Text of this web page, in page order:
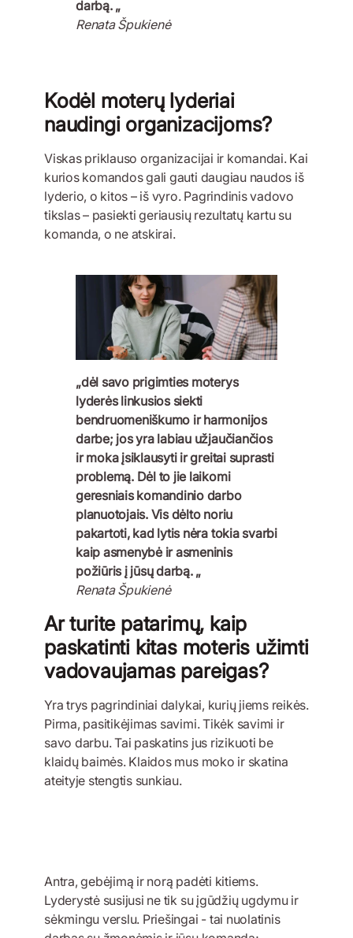
darbą. „
Renata Špukienė
Kodėl moterų lyderiai
naudingi organizacijoms?
Viskas priklauso organizacijai ir komandai. Kai
kurios komandos gali gauti daugiau naudos iš
lyderio, o kitos – iš vyro. Pagrindinis vadovo
tikslas – pasiekti geriausių rezultatų kartu su
komanda, o ne atskirai.
„dėl savo prigimties moterys
lyderės linkusios siekti
bendruomeniškumo ir harmonijos
darbe; jos yra labiau užjaučiančios
ir moka įsiklausyti ir greitai suprasti
problemą. Dėl to jie laikomi
geresniais komandinio darbo
planuotojais. Vis dėlto noriu
pakartoti, kad lytis nėra tokia svarbi
kaip asmenybė ir asmeninis
požiūris į jūsų darbą. „
Renata Špukienė
Ar turite patarimų, kaip
paskatinti kitas moteris užimti
vadovaujamas pareigas?
Yra trys pagrindiniai dalykai, kurių jiems reikės.
Pirma, pasitikėjimas savimi. Tikėk savimi ir
savo darbu. Tai paskatins jus rizikuoti be
klaidų baimės. Klaidos mus moko ir skatina
ateityje stengtis sunkiau.
Antra, gebėjimą ir norą padėti kitiems.
Lyderystė susijusi ne tik su įgūdžių ugdymu ir
sėkmingu verslu. Priešingai - tai nuolatinis